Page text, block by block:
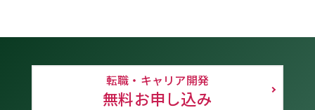
転職・キャリア開発
無料お申し込み